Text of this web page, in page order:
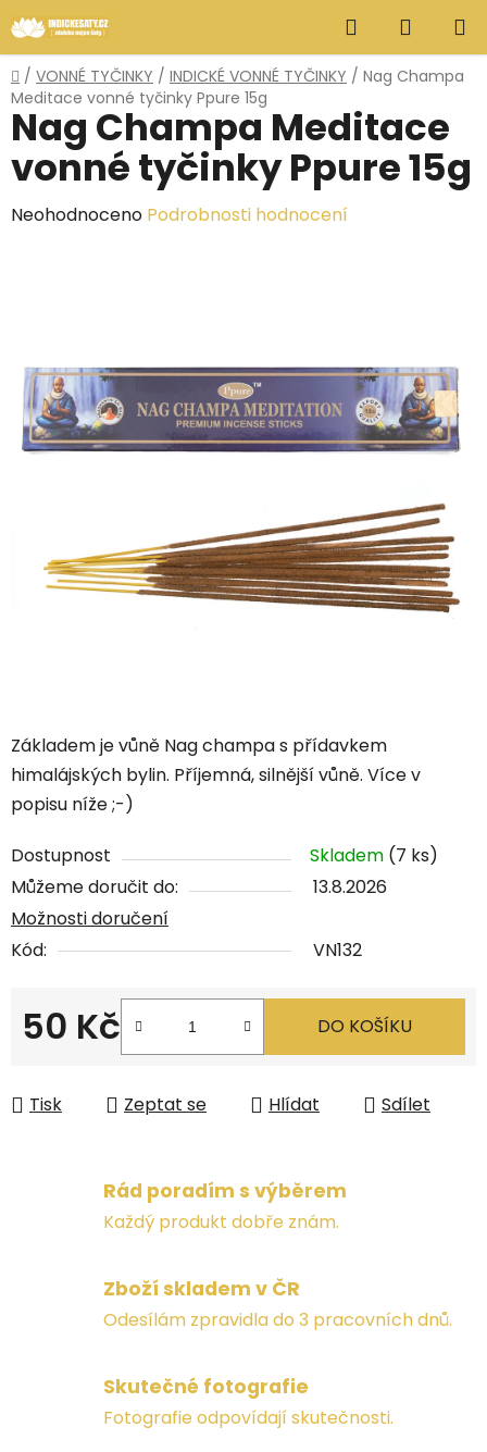
na
obsah
Hledat
KOŠÍK
Domů
/ VONNÉ TYČINKY / INDICKÉ VONNÉ TYČINKY / Nag Champa
Meditace vonné tyčinky Ppure 15g
Základem je vůně Nag champa s přídavkem
himalájských bylin. Příjemná, silnější vůně. Více v
popisu níže ;-)
Dostupnost Skladem (7 ks)
Můžeme doručit do:
13.8.2026
Možnosti doručení
Kód:
VN132
50 Kč
Měrná cena:
DO KOŠÍKU
Tisk Zeptat se Hlídat Sdílet
Nag Champa Meditace
vonné tyčinky Ppure 15g
Průměrné
hvězdiček.
Neohodnoceno Podrobnosti hodnocení
Rád poradím s výběrem
Každý produkt dobře znám.
Zboží skladem v ČR
Odesílám zpravidla do 3 pracovních dnů.
Skutečné fotografie
Fotografie odpovídají skutečnosti.